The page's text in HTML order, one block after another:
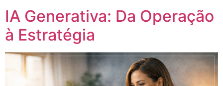
IA Generativa: Da Operação
à Estratégia